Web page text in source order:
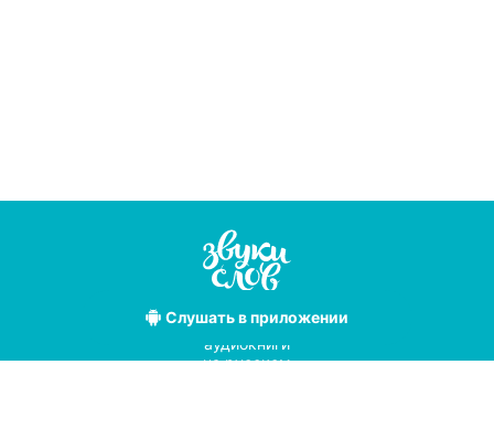
Слушатьв приложении
Лучшие
аудиокниги
на русском